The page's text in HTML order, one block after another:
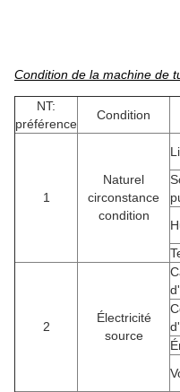
Condition de la machine de
NT:
préférence
Condition
1
Naturel
circonstance
condition
2
Électricité
source